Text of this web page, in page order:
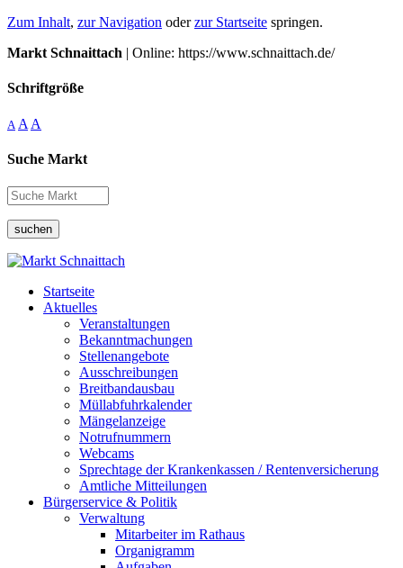
Zum Inhalt, zur Navigation oderzur Startseite springen.
Markt Schnaittach | Online: https://www.schnaittach.de/
Schriftgröße
A A A
Suche Markt
suchen
Startseite
Aktuelles
Veranstaltungen
Bekanntmachungen
Stellenangebote
Ausschreibungen
Breitbandausbau
Müllabfuhrkalender
Mängelanzeige
Notrufnummern
Webcams
Sprechtage der Krankenkassen / Rentenversicherung
Amtliche Mitteilungen
Bürgerservice & Politik
Verwaltung
Mitarbeiter im Rathaus
Organigramm